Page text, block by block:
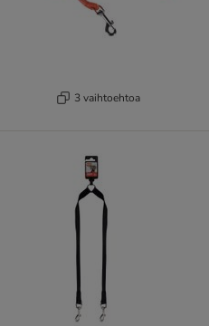
3 vaihtoehtoa